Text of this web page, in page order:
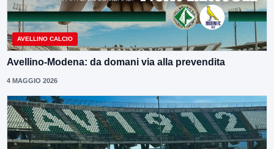
AVELLINO CALCIO
Avellino-Modena: da domani via alla prevendita
4 MAGGIO 2026